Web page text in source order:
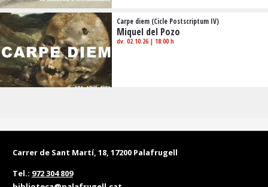
Carpe diem (Cicle Postscriptum IV)
Miquel del Pozo
dv. 02.10.26| 18:00 h
Carrer de Sant Martí, 18, 17200 Palafrugell
Tel.: 972 304 809